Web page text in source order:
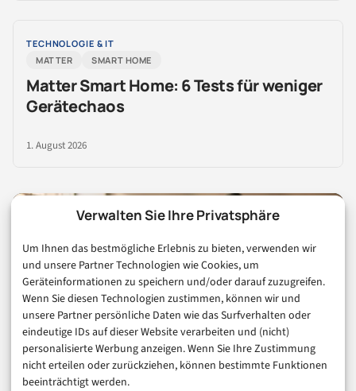
Verwalten Sie Ihre Privatsphäre
Um Ihnen das bestmögliche Erlebnis zu bieten, verwenden wir
und unsere Partner Technologien wie Cookies, um
Geräteinformationen zu speichern und/oder darauf zuzugreifen.
Wenn Sie diesen Technologien zustimmen, können wir und
unsere Partner persönliche Daten wie das Surfverhalten oder
eindeutige IDs auf dieser Website verarbeiten und (nicht)
personalisierte Werbung anzeigen. Wenn Sie Ihre Zustimmung
nicht erteilen oder zurückziehen, können bestimmte Funktionen
beeinträchtigt werden.
TECHNOLOGIE & IT
MATTER
SMART HOME
Matter Smart Home: 6 Tests für weniger
Gerätechaos
1. August 2026
FÜR UNTERNEHMEN
Reichweite in Consumer &
Digital Life
Sponsored Post